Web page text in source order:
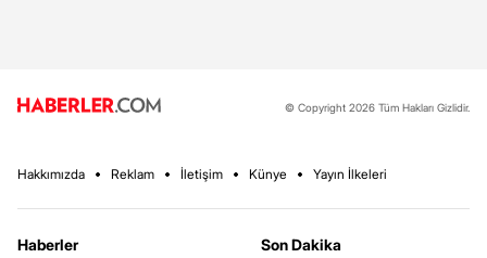
© Copyright 2026 Tüm Hakları Gizlidir.
Hakkımızda Reklam İletişim Künye Yayın İlkeleri
Haberler
Son Dakika